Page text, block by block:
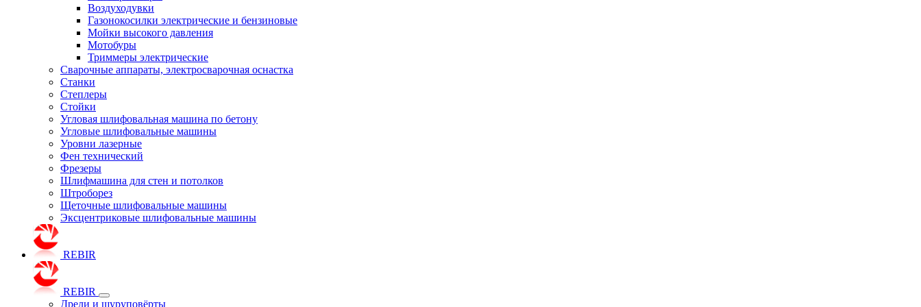
Воздуходувки
Газонокосилки электрические и бензиновые
Мойки высокого давления
Мотобуры
Триммеры электрические
Сварочные аппараты, электросварочная оснастка
Станки
Степлеры
Стойки
Угловая шлифовальная машина по бетону
Угловые шлифовальные машины
Уровни лазерные
Фен технический
Фрезеры
Шлифмашина для стен и потолков
Штроборез
Щеточные шлифовальные машины
Эксцентриковые шлифовальные машины
REBIR
REBIR
Дрели и шуруповёрты